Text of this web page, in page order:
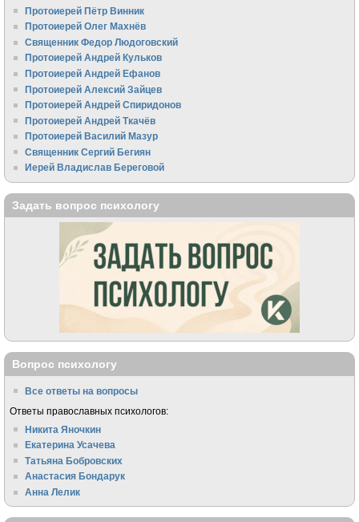
Протоиерей Пётр Винник
Протоиерей Олег Махнёв
Священник Федор Людоговский
Протоиерей Андрей Кульков
Протоиерей Андрей Ефанов
Протоиерей Алексий Зайцев
Протоиерей Андрей Спиридонов
Протоиерей Андрей Ткачёв
Протоиерей Василий Мазур
Священник Сергий Бегиян
Иерей Владислав Береговой
Задать вопрос психологу
Вопрос психологу
Все ответы на вопросы
Ответы православных психологов:
Никита Яночкин
Екатерина Усачева
Татьяна Бобровских
Анастасия Бондарук
Анна Лелик